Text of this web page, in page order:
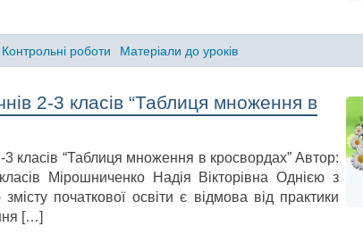
Контрольні роботи Матеріали до уроків
2-3 класів “Таблиця множення в
класів “Таблиця множення в кросвордах” Автор:
Мірошниченко Надія Вікторівна Однією з
початкової освіти є відмова від практики
[…]